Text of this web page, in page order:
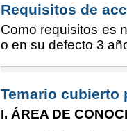
Requisitos de
Como requisitos es
o en su defecto 3
Temario cubierto
I. ÁREA DE